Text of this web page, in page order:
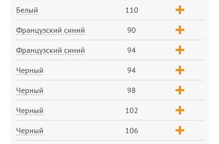
Белый 110
Французский синий 90
Французский синий 94
Черный 94
Черный 98
Черный 102
Черный 106